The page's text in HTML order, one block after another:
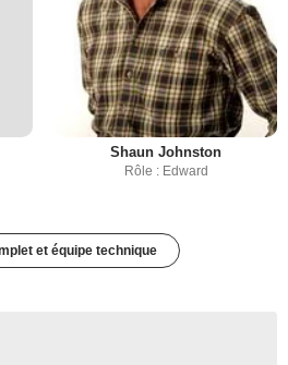
Shaun Johnston
Rôle : Edward
et équipe technique